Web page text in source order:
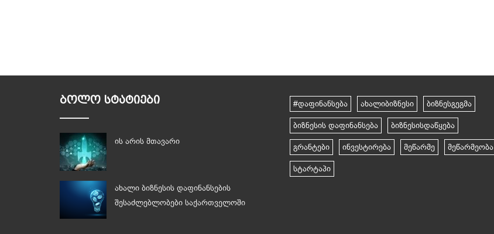
ᲑᲝᲚᲝ ᲡᲢᲐᲢᲘᲔᲑᲘ
ის არის მთავარი
ახალი ბიზნესის დაფინანსების
შესაძლებლობები საქართველოში
#დაფინანსება ახალიბიზნესი ბიზნესგეგმა
ბიზნესის დაფინანსება ბიზნესისდაწყება
გრანტები ინვესტირება მეწარმე მეწარმეობა
სტარტაპი